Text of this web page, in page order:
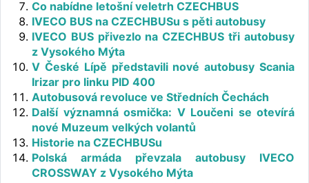
Co nabídne letošní veletrh CZECHBUS
IVECO BUS na CZECHBUSu s pěti autobusy
IVECO BUS přivezlo na CZECHBUS tři autobusy
z Vysokého Mýta
V České Lípě představili nové autobusy Scania
Irizar pro linku PID 400
Autobusová revoluce ve Středních Čechách
Další významná osmička: V Loučeni se otevírá
nové Muzeum velkých volantů
Historie na CZECHBUSu
Polská armáda převzala autobusy IVECO
CROSSWAY z Vysokého Mýta